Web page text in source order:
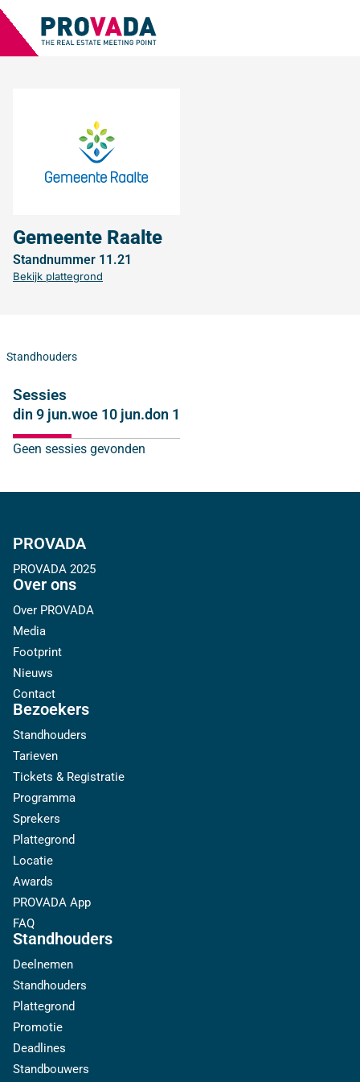
Gemeente Raalte
Standnummer 11.21
Bekijk plattegrond
Standhouders
Sessies
din 9 jun.woe 10 jun.don 11 jun.
Geen sessies gevonden
PROVADA
PROVADA 2025
Over ons
Over PROVADA
Media
Footprint
Nieuws
Contact
Bezoekers
Standhouders
Tarieven
Tickets & Registratie
Programma
Sprekers
Plattegrond
Locatie
Awards
PROVADA App
FAQ
Standhouders
Deelnemen
Standhouders
Plattegrond
Promotie
Deadlines
Standbouwers